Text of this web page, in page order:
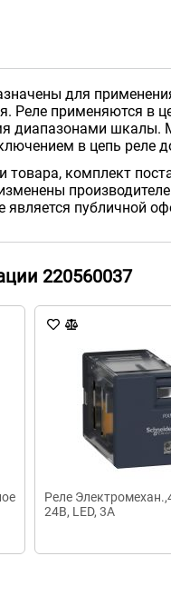
для
Реле применяются в
диапазонами шкалы.
в цепь реле
товара, комплект
публичной
220560037
Реле
24В, LED, 3А